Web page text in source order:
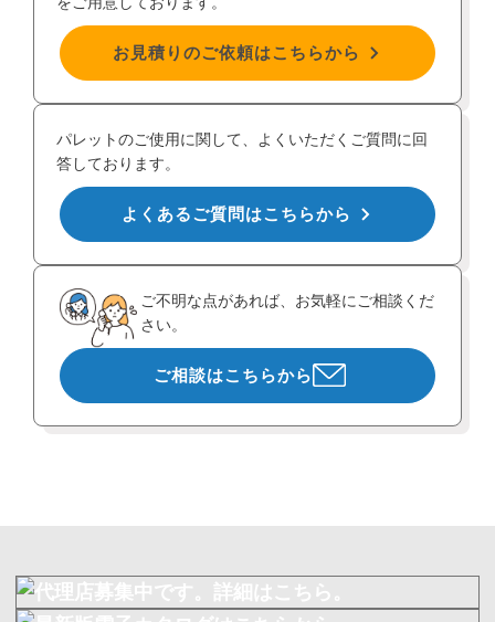
お見積りのご依頼はこちらから
パレットのご使用に関して、よくいただくご質問に回
答しております。
よくあるご質問はこちらから
ご不明な点があれば、お気軽にご相談くだ
さい。
ご相談はこちらから